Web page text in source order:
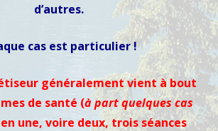
d’autres.
cas est particulier !
généralement vient à bout
de santé (à part quelques cas
une, voire deux, trois séances